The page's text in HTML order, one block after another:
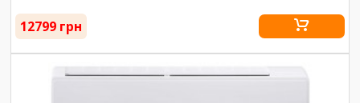
12799 грн